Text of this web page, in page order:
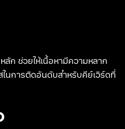
ก ช่วยให้เนื้อหามีความหลาก
ในการติดอันดับสำหรับคีย์เวิร์ดที่